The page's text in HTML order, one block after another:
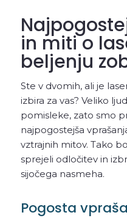
in miti o
beljenju
Ste v dvomih, ali je
izbira za vas? Veliko
pomisleke, zato smo
najpogostejša
vztrajnih mitov. Tako
sprejeli odločitev in
sijočega nasmeha.
Pogosta